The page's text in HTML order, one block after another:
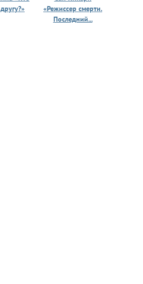
«Режиссер смерти.
Последний...